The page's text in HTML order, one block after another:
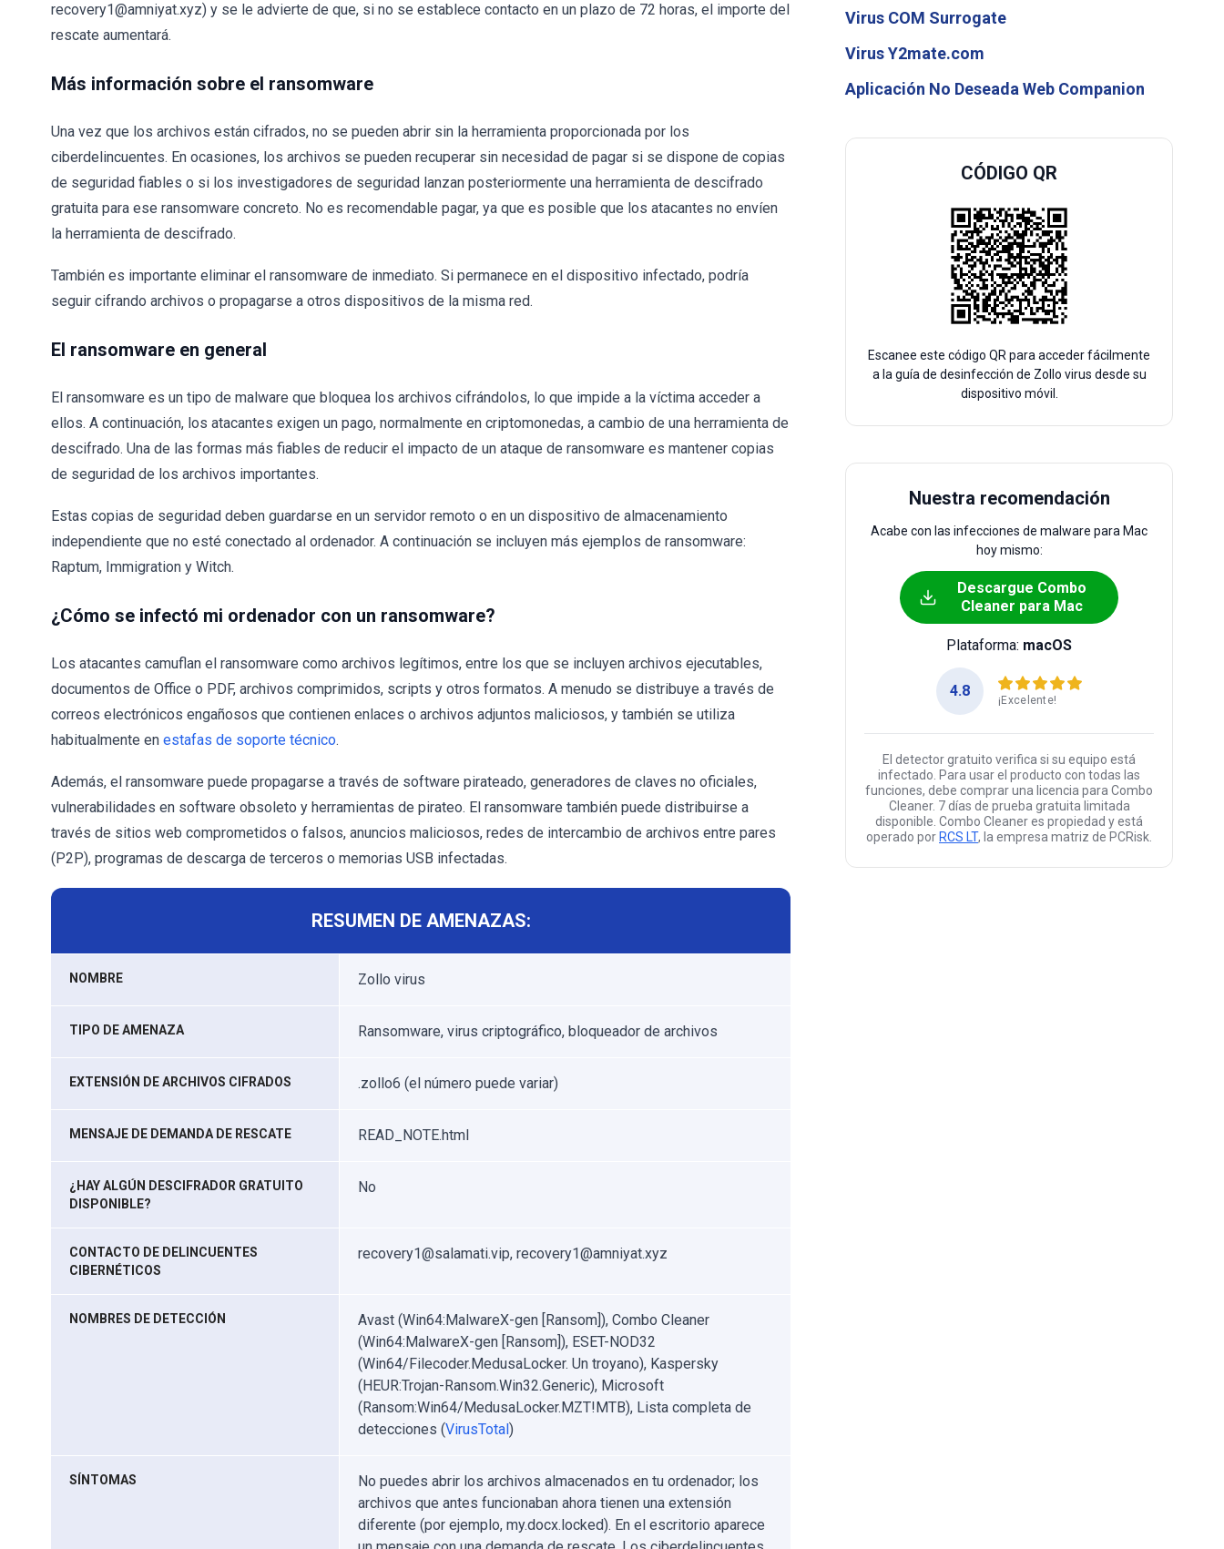
recovery1@amniyat.xyz) y se le advierte de que, si no se establece contacto en un plazo de 72 horas, el importe del
rescate aumentará.
Más información sobre el ransomware
Una vez que los archivos están cifrados, no se pueden abrir sin la herramienta proporcionada por los
ciberdelincuentes. En ocasiones, los archivos se pueden recuperar sin necesidad de pagar si se dispone de copias
de seguridad fiables o si los investigadores de seguridad lanzan posteriormente una herramienta de descifrado
gratuita para ese ransomware concreto. No es recomendable pagar, ya que es posible que los atacantes no envíen
la herramienta de descifrado.
También es importante eliminar el ransomware de inmediato. Si permanece en el dispositivo infectado, podría
seguir cifrando archivos o propagarse a otros dispositivos de la misma red.
El ransomware en general
El ransomware es un tipo de malware que bloquea los archivos cifrándolos, lo que impide a la víctima acceder a
ellos. A continuación, los atacantes exigen un pago, normalmente en criptomonedas, a cambio de una herramienta de
descifrado. Una de las formas más fiables de reducir el impacto de un ataque de ransomware es mantener copias
de seguridad de los archivos importantes.
Estas copias de seguridad deben guardarse en un servidor remoto o en un dispositivo de almacenamiento
independiente que no esté conectado al ordenador. A continuación se incluyen más ejemplos de ransomware:
Raptum, Immigration y Witch.
¿Cómo se infectó mi ordenador con un ransomware?
Los atacantes camuflan el ransomware como archivos legítimos, entre los que se incluyen archivos ejecutables,
documentos de Office o PDF, archivos comprimidos, scripts y otros formatos. A menudo se distribuye a través de
correos electrónicos engañosos que contienen enlaces o archivos adjuntos maliciosos, y también se utiliza
habitualmente en estafas de soporte técnico.
Además, el ransomware puede propagarse a través de software pirateado, generadores de claves no oficiales,
vulnerabilidades en software obsoleto y herramientas de pirateo. El ransomware también puede distribuirse a
través de sitios web comprometidos o falsos, anuncios maliciosos, redes de intercambio de archivos entre pares
(P2P), programas de descarga de terceros o memorias USB infectadas.
RESUMEN DE AMENAZAS:
NOMBRE Zollo virus
TIPO DE AMENAZA Ransomware, virus criptográfico, bloqueador de archivos
EXTENSIÓN DE ARCHIVOS CIFRADOS .zollo6 (el número puede variar)
MENSAJE DE DEMANDA DE RESCATE READ_NOTE.html
¿HAY ALGÚN DESCIFRADOR GRATUITO
DISPONIBLE?
No
CONTACTO DE DELINCUENTES
CIBERNÉTICOS
recovery1@salamati.vip, recovery1@amniyat.xyz
NOMBRES DE DETECCIÓN
Avast (Win64:MalwareX-gen [Ransom]), Combo Cleaner
(Win64:MalwareX-gen [Ransom]), ESET-NOD32
(Win64/Filecoder.MedusaLocker. Un troyano), Kaspersky
(HEUR:Trojan-Ransom.Win32.Generic), Microsoft
(Ransom:Win64/MedusaLocker.MZT!MTB), Lista completa de
detecciones (VirusTotal)
SÍNTOMAS
No puedes abrir los archivos almacenados en tu ordenador; los
archivos que antes funcionaban ahora tienen una extensión
diferente (por ejemplo, my.docx.locked). En el escritorio aparece
Virus COM Surrogate
Virus Y2mate.com
Aplicación No Deseada Web Companion
CÓDIGO QR
Escanee este código QR para acceder fácilmente
a la guía de desinfección de Zollo virus desde su
dispositivo móvil.
Nuestra recomendación
Acabe con las infecciones de malware para Mac
hoy mismo:
Descargue Combo
Cleaner para Mac
Plataforma: macOS
4.8
¡Excelente!
El detector gratuito verifica si su equipo está
infectado. Para usar el producto con todas las
funciones, debe comprar una licencia para Combo
Cleaner. 7 días de prueba gratuita limitada
disponible. Combo Cleaner es propiedad y está
operado por RCS LT, la empresa matriz de PCRisk.